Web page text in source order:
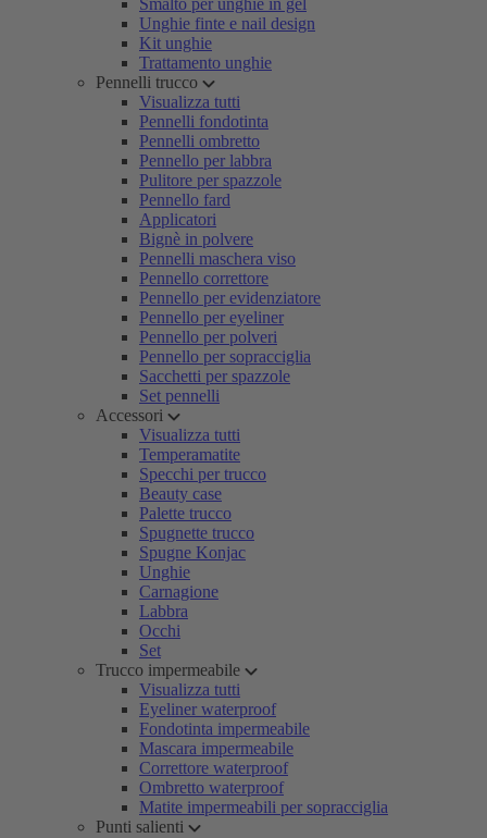
Smalto per unghie in gel
Unghie finte e nail design
Kit unghie
Trattamento unghie
Pennelli trucco
Visualizza tutti
Pennelli fondotinta
Pennelli ombretto
Pennello per labbra
Pulitore per spazzole
Pennello fard
Applicatori
Bignè in polvere
Pennelli maschera viso
Pennello correttore
Pennello per evidenziatore
Pennello per eyeliner
Pennello per polveri
Pennello per sopracciglia
Sacchetti per spazzole
Set pennelli
Accessori
Visualizza tutti
Temperamatite
Specchi per trucco
Beauty case
Palette trucco
Spugnette trucco
Spugne Konjac
Unghie
Carnagione
Labbra
Occhi
Set
Trucco impermeabile
Visualizza tutti
Eyeliner waterproof
Fondotinta impermeabile
Mascara impermeabile
Correttore waterproof
Ombretto waterproof
Matite impermeabili per sopracciglia
Punti salienti